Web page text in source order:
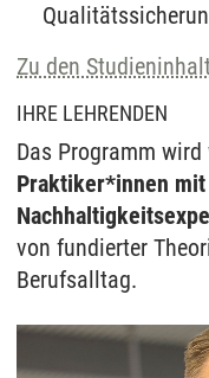
Zu den
IHRE LEHRENDEN
Das Programm wird
Praktiker*innen
von fundierter
Berufsalltag.